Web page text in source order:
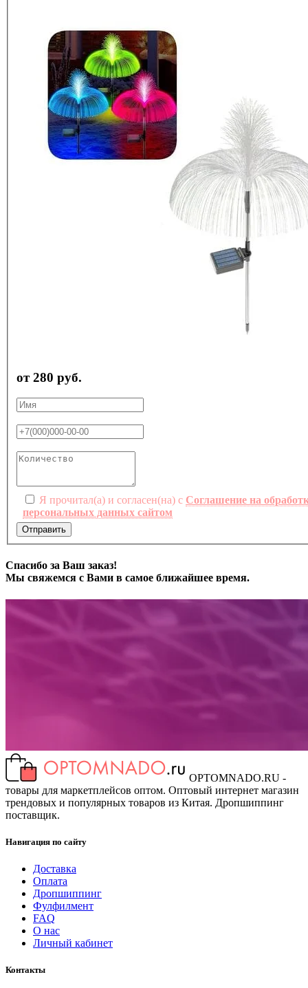
от 280 руб.
Я прочитал(а) и согласен(на) с Соглашение на
персональных данных сайтом
Отправить
Спасибо за Ваш заказ!
Мы свяжемся с Вами в самое ближайшее время.
OPTOMNADO.RU -
товары для маркетплейсов оптом. Оптовый интернет магазин
трендовых и популярных товаров из Китая. Дропшиппинг
поставщик.
Навигация по сайту
Доставка
Оплата
Дропшиппинг
Фулфилмент
FAQ
О нас
Личный кабинет
Контакты